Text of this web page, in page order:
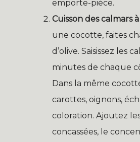
emporte-pièce.
Cuisson des calmars
une cocotte, faites
d’olive. Saisissez les
minutes de chaque
Dans la même
carottes, oignons,
coloration. Ajoutez
concassées, le